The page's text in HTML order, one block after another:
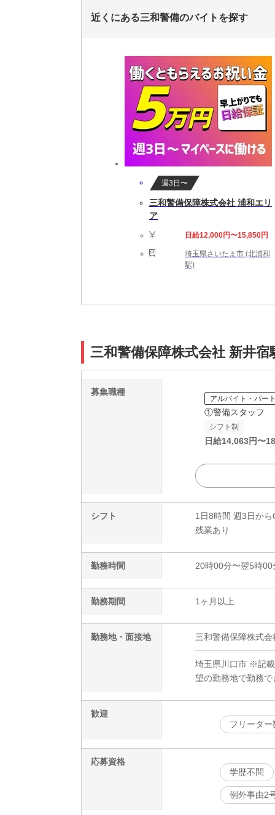
近くにある三和警備のバイトを探す
週3日〜
三和警備保障株式会社 浦和エリ
ア
日給12,000円〜15,850円
埼玉県さいたま市 (北浦和
駅)
三和警備保障株式会社 新井
募集職種
アルバイト・パー
①警備スタッフ
シフト制
日給14,063円〜
シフト
1日8時間 週3日から
残業あり
勤務時間 20時00分〜翌5時00
勤務期間 1ヶ月以上
勤務地・面接地 三和警備保障株式
埼玉県川口市 ※記
望の勤務地で勤務
歓迎
フリーター
応募資格
学歴不問
例外事由2